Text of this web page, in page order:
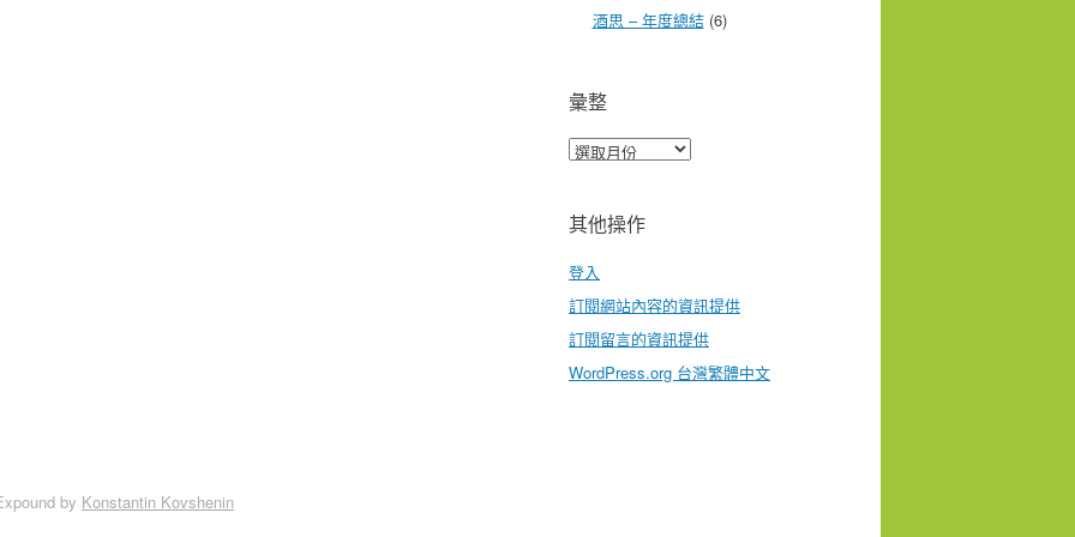
酒思 – 年度總結(6)
彙整
彙
其他操作
登入
訂閱網站內容的資訊提供
訂閱留言的資訊提供
WordPress.org 台灣繁體中文
by Konstantin Kovshenin